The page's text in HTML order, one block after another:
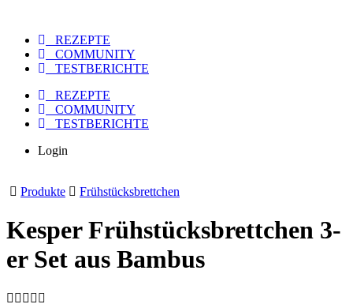
REZEPTE
COMMUNITY
TESTBERICHTE
REZEPTE
COMMUNITY
TESTBERICHTE
Login
Produkte Frühstücksbrettchen
Kesper Frühstücksbrettchen 3-
er Set aus Bambus